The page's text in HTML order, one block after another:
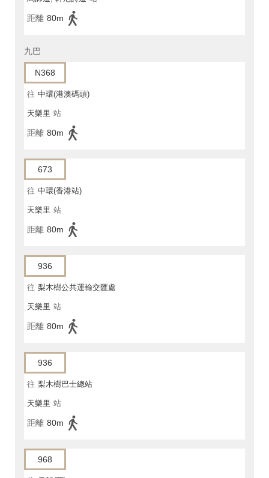
距離 80m
九巴
N368
往 中環(港澳碼頭)
天樂里 站
距離 80m
673
往 中環(香港站)
天樂里 站
距離 80m
936
往 梨木樹公共運輸交匯處
天樂里 站
距離 80m
936
往 梨木樹巴士總站
天樂里 站
距離 80m
968